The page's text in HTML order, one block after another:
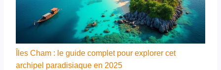
Îles Cham : le guide complet pour explorer cet
archipel paradisiaque en 2025